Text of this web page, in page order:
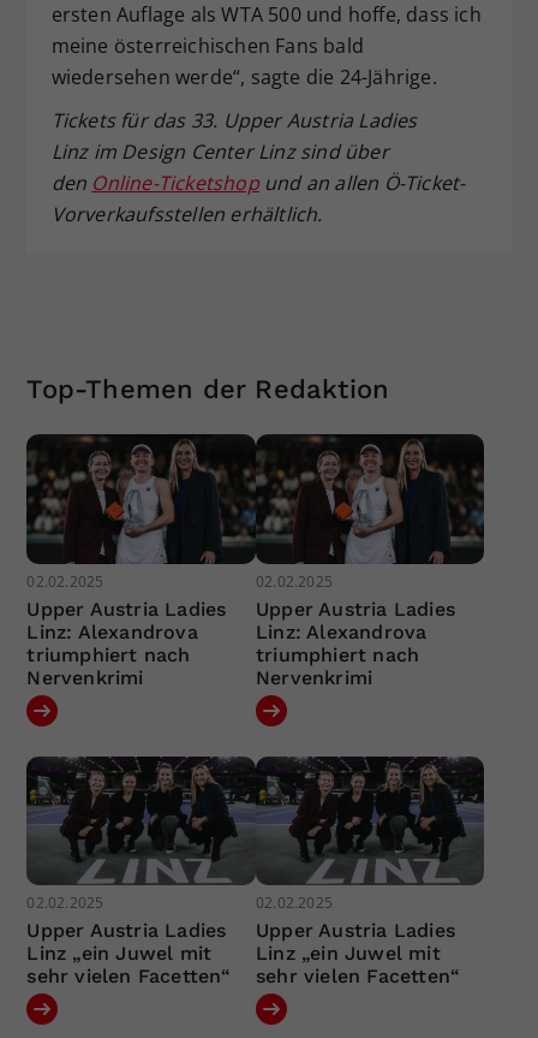
ersten Auflage als WTA 500 und hoffe, dass ich
meine österreichischen Fans bald
wiedersehen werde“, sagte die 24-Jährige.
Tickets für das 33. Upper Austria Ladies
Linz im Design Center Linz sind über
den Online-Ticketshopund an allen Ö-Ticket-
Vorverkaufsstellen erhältlich.
Top-Themen der Redaktion
02.02.2025
Upper Austria Ladies
Linz: Alexandrova
triumphiert nach
Nervenkrimi
02.02.2025
Upper Austria Ladies
Linz: Alexandrova
triumphiert nach
Nervenkrimi
02.02.2025
Upper Austria Ladies
Linz „ein Juwel mit
sehr vielen Facetten“
02.02.2025
Upper Austria Ladies
Linz „ein Juwel mit
sehr vielen Facetten“